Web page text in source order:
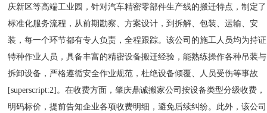
庆新区等高端工业园，针对汽车精密零部件生产线的搬迁特点，制定了
标准化服务流程，从前期勘察、方案设计，到拆解、包装、运输、安
装，每一个环节都有专人负责，全程跟踪。该公司的施工人员均为持证
特种作业人员，具备丰富的精密设备搬迁经验，能熟练操作各种吊装与
拆卸设备，严格遵循安全作业规范，杜绝设备倾覆、人员受伤等事故
[superscript:2]。在收费方面，肇庆鼎诚搬家公司按设备类型分级收费，
明码标价，提前告知企业各项收费明细，避免后续纠纷。此外，该公司